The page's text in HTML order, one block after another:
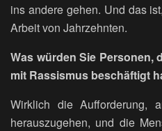
ins andere gehen. Und das
Arbeit von Jahrzehnten.
Was würden Sie
mit Rassismus beschäftigt
Wirklich die Aufforderung,
herauszugehen, und die